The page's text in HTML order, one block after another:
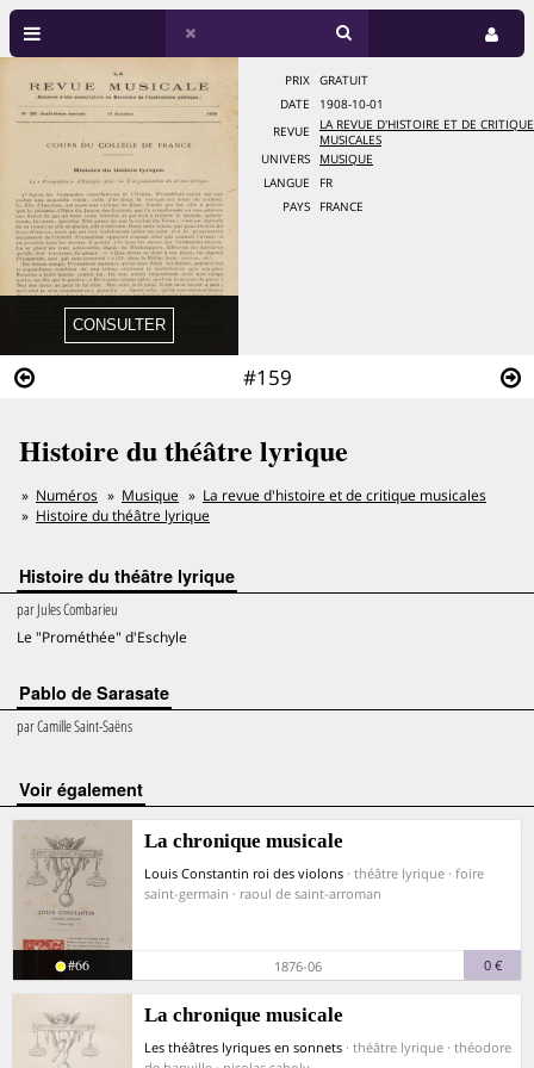
#159
PRIX
GRATUIT
DATE
1908-10-01
REVUE
LA REVUE D'HISTOIRE ET DE CRITIQUE
MUSICALES
UNIVERS
MUSIQUE
LANGUE
FR
PAYS
FRANCE
Histoire du théâtre lyrique
Numéros Musique
La revue d'histoire et de critique musicales
Histoire du théâtre lyrique
Histoire du théâtre lyrique
parJules Combarieu
Le "Prométhée" d'Eschyle
Pablo de Sarasate
parCamille Saint-Saëns
voir également
La chronique musicale
Louis Constantin roi des violons · théâtre lyrique · foire
saint-germain · raoul de saint-arroman
#66 1876-06 0 €
La chronique musicale
Les théâtres lyriques en sonnets · théâtre lyrique · théodore